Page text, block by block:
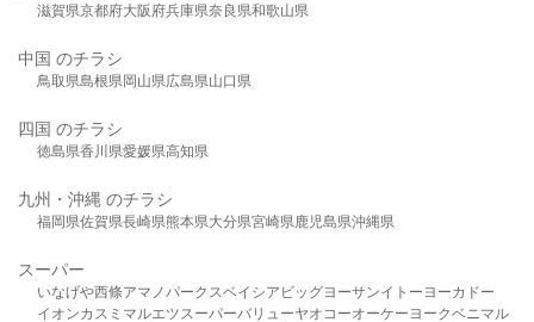
滋賀県京都府大阪府兵庫県奈良県和歌山県
中国 のチラシ
鳥取県島根県岡山県広島県山口県
四国 のチラシ
徳島県香川県愛媛県高知県
九州・沖縄 のチラシ
福岡県佐賀県長崎県熊本県大分県宮崎県鹿児島県沖縄県
スーパー
いなげや西條アマノパークスベイシア ビッグヨーサンイトーヨーカドー
イオンカスミ マルエツスーパーバリューヤオコーオーケー ヨークベニマル